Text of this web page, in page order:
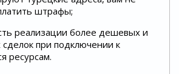
штрафы;
реализации более дешевых и
при подключении к
ресурсам.